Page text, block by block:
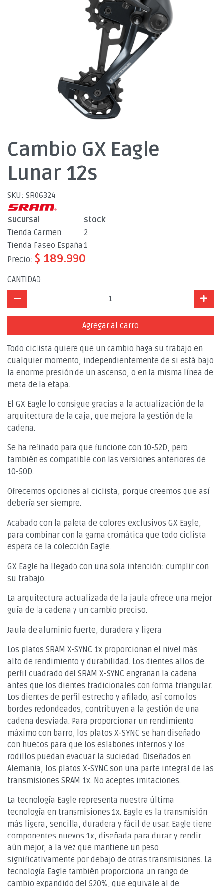
Cambio GX Eagle
Lunar 12s
SKU: SR06324
sucursal
stock
Tienda Carmen
2
Tienda Paseo España 1
Precio: $ 189.990
CANTIDAD
Agregar al carro
Todo ciclista quiere que un cambio haga su trabajo en
cualquier momento, independientemente de si está bajo
la enorme presión de un ascenso, o en la misma línea de
meta de la etapa.
El GX Eagle lo consigue gracias a la actualización de la
arquitectura de la caja, que mejora la gestión de la
cadena.
Se ha refinado para que funcione con 10-52D, pero
también es compatible con las versiones anteriores de
10-50D.
Ofrecemos opciones al ciclista, porque creemos que así
debería ser siempre.
Acabado con la paleta de colores exclusivos GX Eagle,
para combinar con la gama cromática que todo ciclista
espera de la colección Eagle.
GX Eagle ha llegado con una sola intención: cumplir con
su trabajo.
La arquitectura actualizada de la jaula ofrece una mejor
guía de la cadena y un cambio preciso.
Jaula de aluminio fuerte, duradera y ligera
Los platos SRAM X-SYNC 1x proporcionan el nivel más
alto de rendimiento y durabilidad. Los dientes altos de
perfil cuadrado del SRAM X-SYNC engranan la cadena
antes que los dientes tradicionales con forma triangular.
Los dientes de perfil estrecho y afilado, así como los
bordes redondeados, contribuyen a la gestión de una
cadena desviada. Para proporcionar un rendimiento
máximo con barro, los platos X-SYNC se han diseñado
con huecos para que los eslabones internos y los
rodillos puedan evacuar la suciedad. Diseñados en
Alemania, los platos X-SYNC son una parte integral de las
transmisiones SRAM 1x. No aceptes imitaciones.
La tecnología Eagle representa nuestra última
tecnología en transmisiones 1x. Eagle es la transmisión
más ligera, sencilla, duradera y fácil de usar. Eagle tiene
componentes nuevos 1x, diseñada para durar y rendir
aún mejor, a la vez que mantiene un peso
significativamente por debajo de otras transmisiones. La
tecnología Eagle también proporciona un rango de
cambio expandido del 520%, que equivale al de